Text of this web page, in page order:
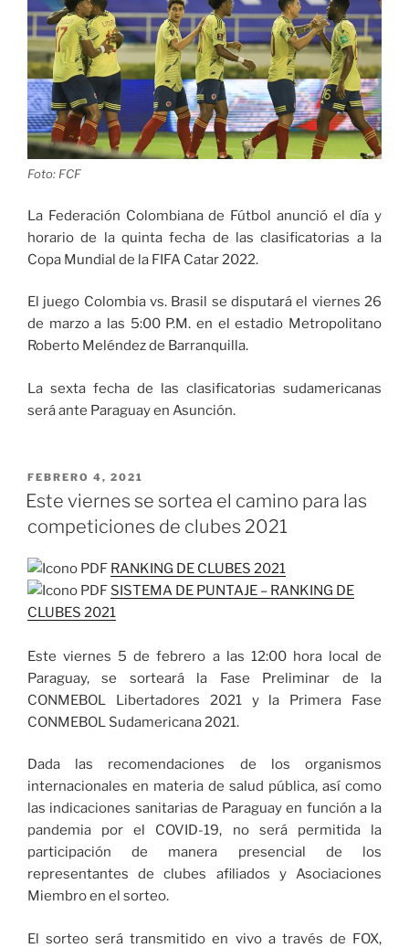
en
la
Champions
League
Américas»
Foto: FCF
La Federación Colombiana de Fútbol anunció el día y
horario de la quinta fecha de las clasificatorias a la
Copa Mundial de la FIFA Catar 2022.
El juego Colombia vs. Brasil se disputará el viernes 26
de marzo a las 5:00 P.M. en el estadio Metropolitano
Roberto Meléndez de Barranquilla.
La sexta fecha de las clasificatorias sudamericanas
será ante Paraguay en Asunción.
PUBLICADO
EL
FEBRERO 4, 2021
Este viernes se sortea el camino para las
competiciones de clubes 2021
RANKING DE CLUBES 2021
SISTEMA DE PUNTAJE – RANKING DE
CLUBES 2021
Este viernes 5 de febrero a las 12:00 hora local de
Paraguay, se sorteará la Fase Preliminar de la
CONMEBOL Libertadores 2021 y la Primera Fase
CONMEBOL Sudamericana 2021.
Dada las recomendaciones de los organismos
internacionales en materia de salud pública, así como
las indicaciones sanitarias de Paraguay en función a la
pandemia por el COVID-19, no será permitida la
participación de manera presencial de los
representantes de clubes afiliados y Asociaciones
Miembro en el sorteo.
El sorteo será transmitido en vivo a través de FOX,